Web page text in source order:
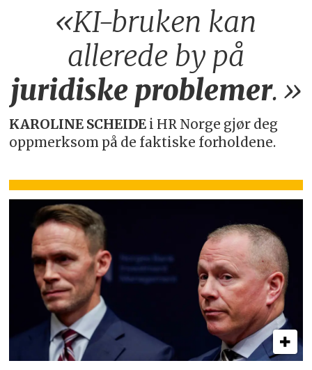
«KI-bruken kan
allerede by på
juridiske problemer.»
KAROLINE SCHEIDE i HR Norge gjør deg
oppmerksom på de faktiske forholdene.